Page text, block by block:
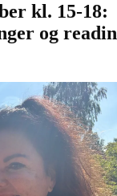
kl. 15-18:
og